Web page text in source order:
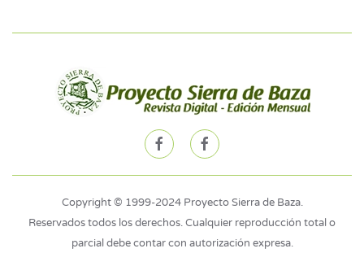
Copyright © 1999-2024 Proyecto Sierra de Baza.
Reservados todos los derechos. Cualquier reproducción total o
parcial debe contar con autorización expresa.